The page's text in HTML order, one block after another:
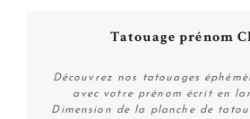
Tatouage prénom
Découvrez nos tatouages
avec votre prénom écrit en
Dimension de la planche de